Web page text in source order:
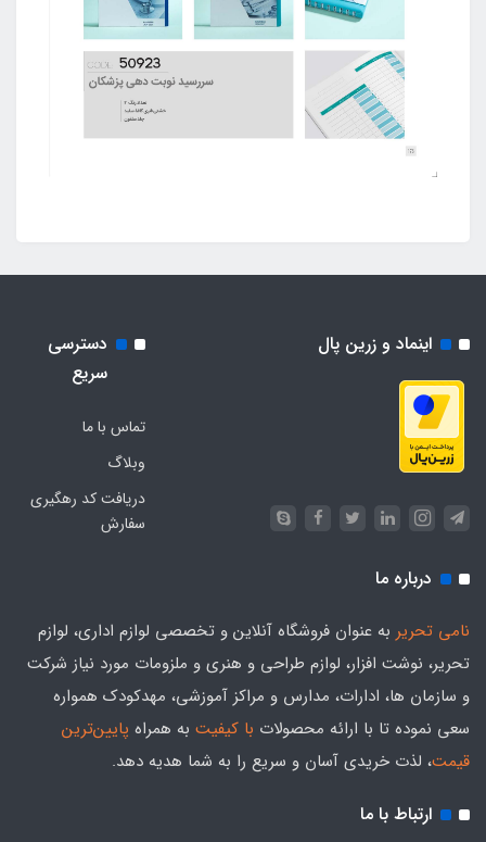
اینماد و زرین پال
دسترسی
سریع
تماس با ما
وبلاگ
دریافت کد رهگیری
سفارش
درباره ما
نامی تحریر به عنوان فروشگاه آنلاین و تخصصی لوازم اداری، لوازم
تحریر، نوشت افزار، لوازم طراحی و هنری و ملزومات مورد نیاز شرکت
و سازمان ها، ادارات، مدارس و مراکز آموزشی، مهدکودک همواره
سعی نموده تا با ارائه محصولات با کیفیت به همراه پایین‌ترین
قیمت، لذت خریدی آسان و سریع را به شما هدیه‌ دهد.
ارتباط با ما